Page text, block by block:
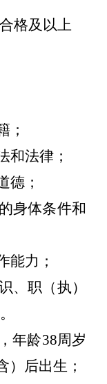
格及以上
；
和法律；
德；
身体条件和
能力；
、职（执）
年龄38周岁
）后出生；